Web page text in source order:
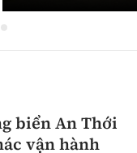
biển An Thới
vận hành